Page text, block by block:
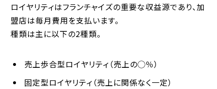
ロイヤリティはフランチャイズの重要な収益源であり、加
盟店は毎月費用を支払います。
種類は主に以下の2種類。
売上歩合型ロイヤリティ （売上の◯％）
固定型ロイヤリティ （売上に関係なく一定）